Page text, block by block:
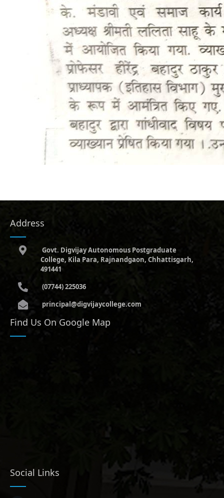
Address
Govt. Digvijay Autonomous Postgraduate
College, Kila Para, Rajnandgaon, Chhattisgarh,
491441
(07744) 225036
principal@digvijaycollege.com
Find Us On Google Map
Social Links